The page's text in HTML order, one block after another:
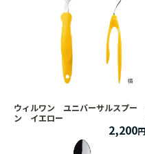
ウィルワン ユニバーサルスプー
ン イエロー
2,200